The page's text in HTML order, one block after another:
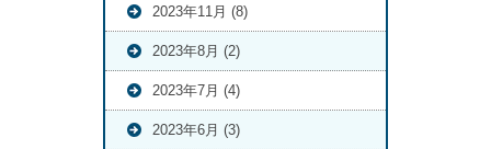
2023年11月 (8)
2023年8月 (2)
2023年7月 (4)
2023年6月 (3)